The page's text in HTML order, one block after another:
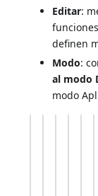
Editar:
definen
Modo:
al modo
modo